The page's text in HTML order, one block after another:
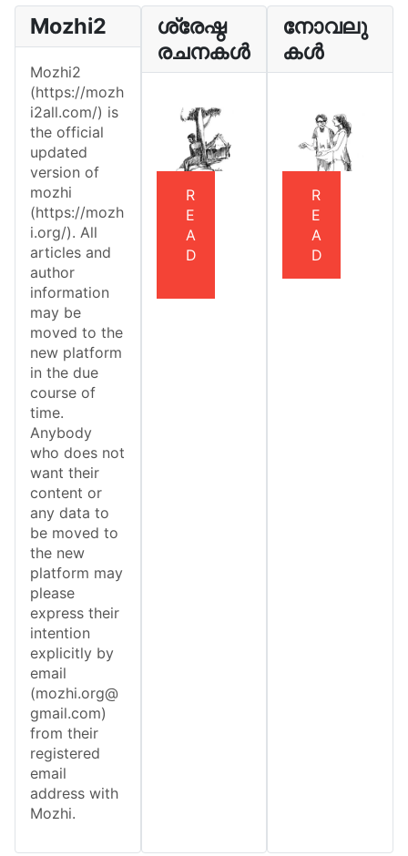
Mozhi2
Mozhi2
(https://mozh
i2all.com/) is
the official
updated
version of
mozhi
(https://mozh
i.org/). All
articles and
author
information
may be
moved to the
new platform
in the due
course of
time.
Anybody
who does not
want their
content or
any data to
be moved to
the new
platform may
please
express their
intention
explicitly by
email
(mozhi.org@
gmail.com)
from their
registered
email
address with
Mozhi.
ശ്രേഷ്ഠ
രചനകൾ
R
E
A
D
നോവലു
കൾ
R
E
A
D